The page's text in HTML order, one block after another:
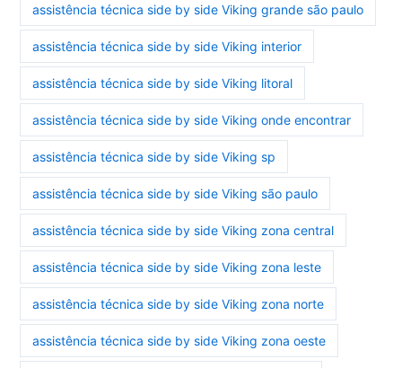
assistência técnica side by side Viking grande são paulo
assistência técnica side by side Viking interior
assistência técnica side by side Viking litoral
assistência técnica side by side Viking onde encontrar
assistência técnica side by side Viking sp
assistência técnica side by side Viking são paulo
assistência técnica side by side Viking zona central
assistência técnica side by side Viking zona leste
assistência técnica side by side Viking zona norte
assistência técnica side by side Viking zona oeste